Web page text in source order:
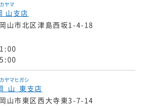
山
ヤマ
支店
市北区津島西坂1-4-18
山東
ヤマヒガシ
支店
市東区西大寺東3-7-14